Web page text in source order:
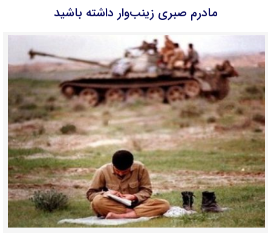
مادرم صبری زینب‌وار داشته باشید